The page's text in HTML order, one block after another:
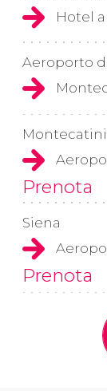
Hotel
Aeroporto
Montecatini
Prenota
Siena
Prenota